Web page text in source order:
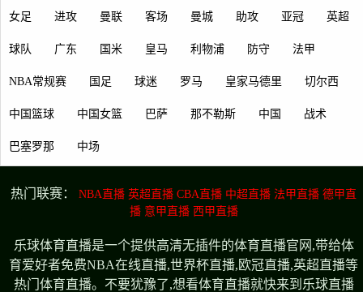
女足 进攻 曼联 客场 曼城 助攻 亚冠 英超
球队 广东 国米 皇马 利物浦 防守 法甲
NBA常规赛 国足 球迷 罗马 皇家马德里 切尔西
中国篮球 中国女篮 巴萨 那不勒斯 中国 战术
巴塞罗那 中场
热门联赛： NBA直播 英超直播 CBA直播 中超直播 法甲直播 德甲直
播 意甲直播 西甲直播
乐球体育直播是一个提供高清无插件的体育直播官网,带给体
育爱好者免费NBA在线直播,世界杯直播,欧冠直播,英超直播等
热门体育直播。不要犹豫了,想看体育直播就快来到乐球直播